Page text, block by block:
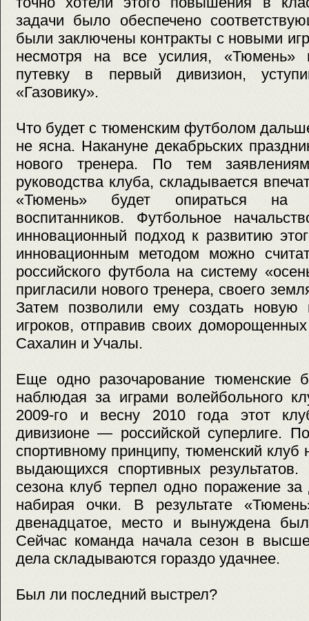
задачи было обеспечено
были заключены контракты с новыми
несмотря на все усилия, «Тюмень»
путевку в первый дивизион,
«Газовику».
Что будет с тюменским футболом
не ясна. Накануне декабрьских
нового тренера. По тем
руководства клуба, складывается
«Тюмень» будет опираться на
воспитанников. Футбольное
инновационный подход к развитию
инновационным методом можно
российского футбола на систему
пригласили нового тренера, своего
Затем позволили ему создать новую
игроков, отправив своих
Сахалин и Учалы.
Еще одно разочарование тюменские
наблюдая за играми волейбольного
2009-го и весну 2010 года этот
дивизионе — российской суперлиге.
спортивному принципу, тюменский клуб
выдающихся спортивных
сезона клуб терпел одно поражение
набирая очки. В результате
двенадцатое, место и вынуждена
Сейчас команда начала сезон в
дела складываются гораздо удачнее.
Был ли последний выстрел?